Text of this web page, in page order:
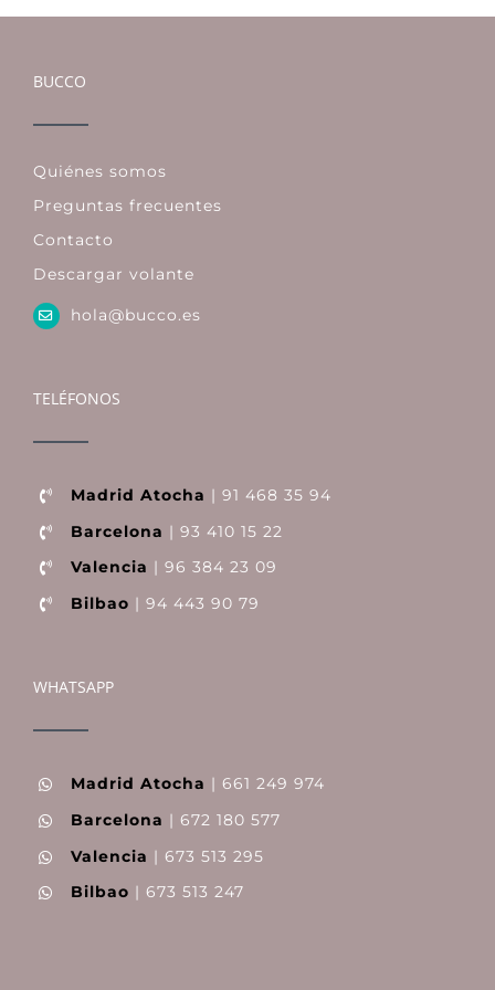
BUCCO
Quiénes somos
Preguntas frecuentes
Contacto
Descargar volante
hola@bucco.es
TELÉFONOS
Madrid Atocha | 91 468 35 94
Barcelona | 93 410 15 22
Valencia | 96 384 23 09
Bilbao | 94 443 90 79
WHATSAPP
Madrid Atocha | 661 249 974
Barcelona | 672 180 577
Valencia | 673 513 295
Bilbao | 673 513 247